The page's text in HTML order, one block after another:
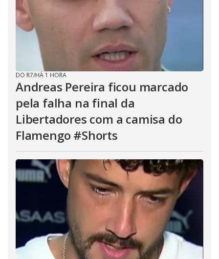
DO R7/HÁ 1 HORA
Andreas Pereira ficou marcado
pela falha na final da
Libertadores com a camisa do
Flamengo #Shorts